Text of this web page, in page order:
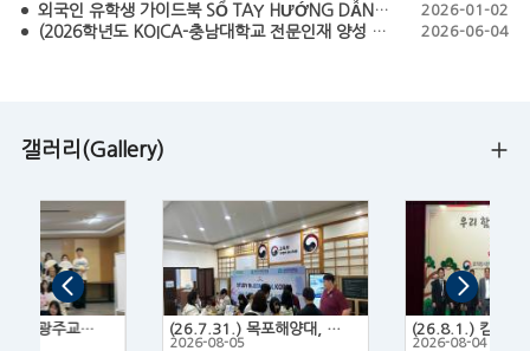
외국인 유학생 가이드북 SỔ TAY HƯỚNG DẪN DÀNH CHO DU HỌC SINH HÀN QUỐC 2026-01-02
(2026학년도 KOICA-충남대학교 전문인재 양성 프로그램 모집요강) KOICA-CNU NEXT Fellowship 2026 2026-06-04
갤러리(Gallery)
(26.7.14.~16.) 광주교육대학교 한국문화 체험 프로그램 (26.7.31.) 목포해양대, 목포대, 목포과학대 3개 대학 연합 유학박람회
2026-08-05 2026-08-04